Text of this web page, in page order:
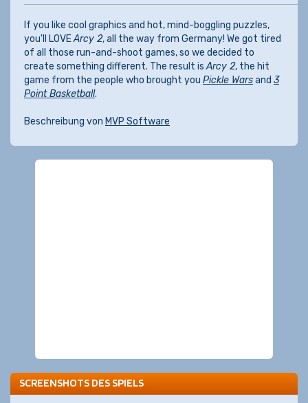
If you like cool graphics and hot, mind-boggling puzzles,
you'll LOVEArcy 2, all the way from Germany! We got tired
of all those run-and-shoot games, so we decided to
create something different. The result isArcy 2, the hit
game from the people who brought you Pickle Warsand 3
Point Basketball.
Beschreibung von MVP Software
SCREENSHOTS DES SPIELS